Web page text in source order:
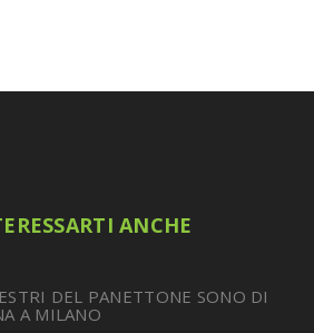
ANCHE
DEL PANETTONE SONO DI
A MILANO